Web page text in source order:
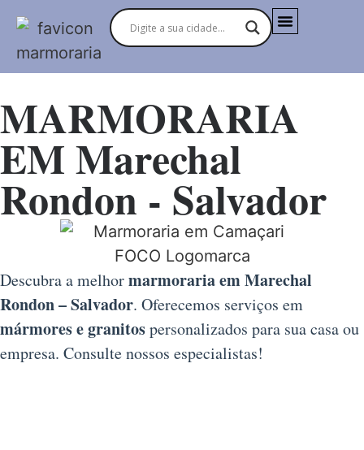
MARMORARIA
EM Marechal
Rondon - Salvador
Descubra a melhormarmoraria em Marechal
Rondon – Salvador. Oferecemos serviços em
mármores e granitospersonalizados para sua casa ou
empresa. Consulte nossos especialistas!